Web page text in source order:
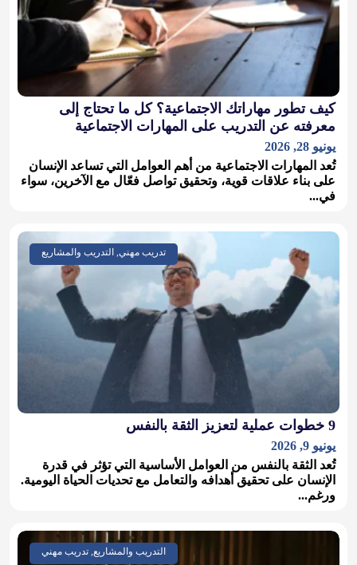
كيف تطور مهاراتك الاجتماعية؟ كل ما تحتاج إلى
معرفته عن التدريب على المهارات الاجتماعية
يونيو 28, 2026
تُعد المهارات الاجتماعية من أهم العوامل التي تساعد الإنسان
على بناء علاقات قوية، وتحقيق تواصل فعّال مع الآخرين، سواء
في...
تدريب مهني, التدريب والمشاريع
9 خطوات عملية لتعزيز الثقة بالنفس
يونيو 9, 2026
تُعد الثقة بالنفس من العوامل الأساسية التي تؤثر في قدرة
الإنسان على تحقيق أهدافه والتعامل مع تحديات الحياة اليومية.
ورغم...
التدريب والمشاريع, تدريب مهني